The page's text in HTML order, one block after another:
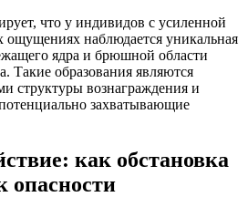
что у индивидов с усиленной
ощущениях наблюдается уникальная
ядра и брюшной области
Такие образования являются
структуры вознаграждения и
захватывающие
как обстановка
опасности